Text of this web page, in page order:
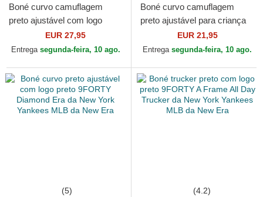
Boné curvo camuflagem
preto ajustável com logo
preto 9FORTY League
Essential da New York
EUR 27,95
Entrega segunda-feira, 10 ago.
Boné curvo camuflagem
preto ajustável para criança
com logo preto 9FORTY
League Essential da New...
EUR 21,95
Entrega segunda-feira, 10 ago.
(5) (4.2)